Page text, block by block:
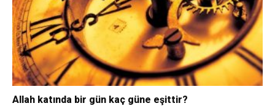
Allah katında bir gün kaç güne eşittir?